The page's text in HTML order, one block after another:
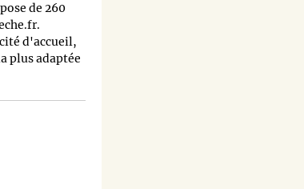
de 260
d'accueil,
plus adaptée